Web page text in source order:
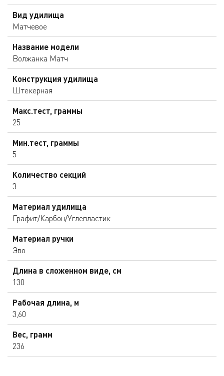
Вид удилища
Матчевое
Название модели
Волжанка Матч
Конструкция удилища
Штекерная
Макс.тест, граммы
25
Мин.тест, граммы
5
Количество секций
3
Материал удилища
Графит/Карбон/Углепластик
Материал ручки
Эво
Длина в сложенном виде, см
130
Рабочая длина, м
3,60
Вес, грамм
236